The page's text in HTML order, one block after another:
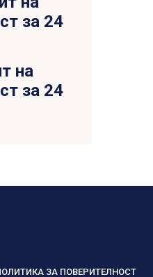
на
за 24
ЗА ПОВЕРИТЕЛНОСТ